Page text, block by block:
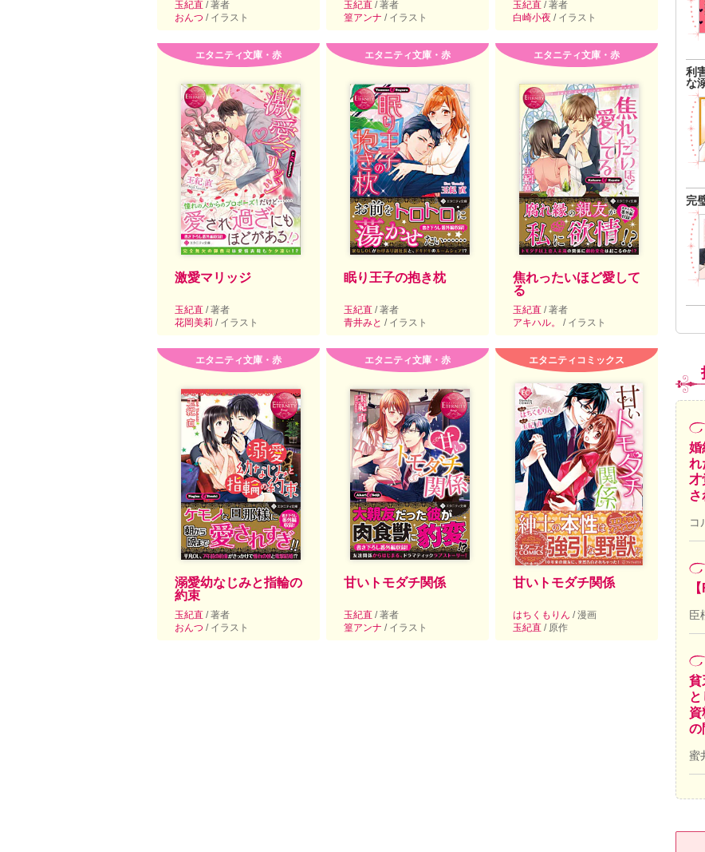
玉紀直 / 著者
おんつ / イラスト
玉紀直 / 著者
篁アンナ / イラスト
玉紀直 / 著者
白崎小夜 / イラスト
エタニティ文庫・赤
激愛マリッジ
玉紀直 / 著者
花岡美莉 / イラスト
エタニティ文庫・赤
眠り王子の抱き枕
玉紀直 / 著者
青井みと / イラスト
エタニティ文庫・赤
焦れったいほど愛して
る
玉紀直 / 著者
アキハル。 / イラスト
エタニティ文庫・赤
溺愛幼なじみと指輪の
約束
玉紀直 / 著者
おんつ / イラスト
エタニティ文庫・赤
甘いトモダチ関係
玉紀直 / 著者
篁アンナ / イラスト
エタニティコミックス
甘いトモダチ関係
はちくもりん / 漫画
玉紀直 / 原作
利
な
完
婚
れ
才
コ
臣
貧
資
の
蜜